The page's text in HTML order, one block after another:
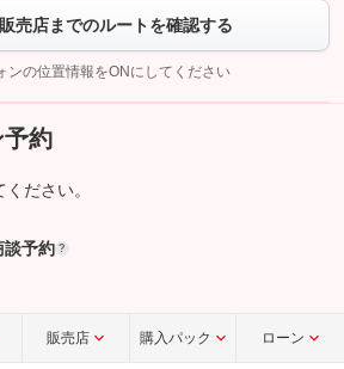
。
こちら
売店までのルートを確認する
ンの位置情報をONにしてください
約
ださい。
談予約 ?
販売店 購入パック ローン